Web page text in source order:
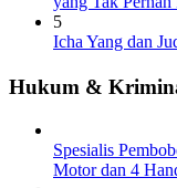
5
Icha Yang dan
Hukum &
Spesialis
Motor dan 4